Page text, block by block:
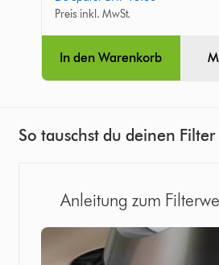
Preis inkl. MwSt.
In den Warenkorb
So tauschst du deinen Filter
Anleitung zum